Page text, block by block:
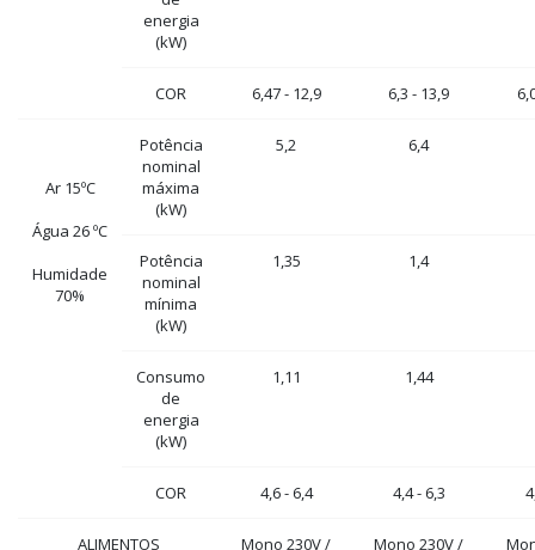
energia
(kW)
COR 6,47 - 12,9 6,3 - 13,9
Ar 15ºC
Água 26 ºC
Humidade
70%
Potência
nominal
máxima
(kW)
5,2 6,4
Potência
nominal
mínima
(kW)
1,35 1,4
Consumo
de
energia
(kW)
1,11 1,44
COR 4,6 - 6,4 4,4 - 6,3
ALIMENTOS
Mono 230V /
Mono 230V /